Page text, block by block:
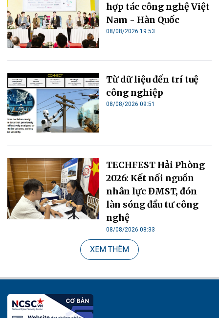
hợp tác công nghệ Việt
Nam - Hàn Quốc
08/08/2026 19:53
Từ dữ liệu đến trí tuệ
công nghiệp
08/08/2026 09:51
TECHFEST Hải Phòng
2026: Kết nối nguồn
nhân lực ĐMST, đón
làn sóng đầu tư công
nghệ
08/08/2026 08:33
XEM THÊM